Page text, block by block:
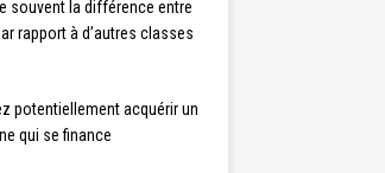
souvent la différence entre
rapport à d’autres classes
potentiellement acquérir un
qui se finance